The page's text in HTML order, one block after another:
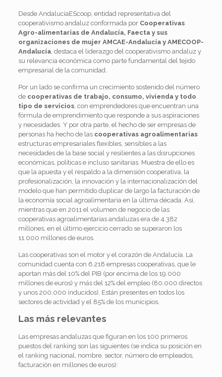
Desde AndalucíaEScoop, entidad representativa del
cooperativismo andaluz conformada por Cooperativas
Agro-alimentarias de Andalucía, Faecta y sus
organizaciones de mujer AMCAE-Andalucía y AMECOOP-
Andalucía, destaca el liderazgo del cooperativismo andaluz y
su relevancia económica como parte fundamental del tejido
empresarial de la comunidad.
Por un lado se confirma un crecimiento sostenido del número
decooperativas de trabajo, consumo, vivienda y todo
tipo de servicios, con emprendedores que encuentran una
fórmula de emprendimiento que responde a sus aspiraciones
y necesidades. Y por otra parte, el hecho de ser empresas de
personas ha hecho de lascooperativas agroalimentarias
estructuras empresariales flexibles, sensibles a las
necesidades de la base social y resilientes a las disrupciones
económicas, políticas e incluso sanitarias. Muestra de ello es
que la apuesta y el respaldo a la dimensión cooperativa, la
profesionalización, la innovación y la internacionalización del
modelo que han permitido duplicar de largo la facturación de
la economía social agroalimentaria en la última década. Así,
mientras que en 2011 el volumen de negocio de las
cooperativas agroalimentarias andaluzas era de 4.382
millones, en el último ejercicio cerrado se superaron los
11.000 millones de euros.
Las cooperativas son el motor y el corazón de Andalucía. La
comunidad cuenta con 6.218 empresas cooperativas, que le
aportan más del 10% del PIB (por encima de los 19.000
millones de euros) y más del 12% del empleo (80.000 directos
y unos 200.000 inducidos). Están presentes en todos los
sectores de actividad y el 85% de los municipios.
Las más relevantes
Las empresas andaluzas que figuran en los 100 primeros
puestos del ranking son las siguientes (se indica su posición en
el ranking nacional, nombre, sector, número de empleados,
facturación en millones de euros):